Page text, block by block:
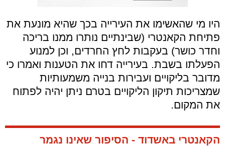
היו מי שהאשימו את העירייה בכך שהיא מונעת את
פתיחת הקאנטרי (שבינתיים נותרו ממנו בריכה
וחדר כושר) בעקבות לחץ החרדים, וכן למנוע
הפעלתו בשבת. בעירייה דחו את הטענות ואמרו כי
מדובר בליקויים ועבירות בנייה משמעותיות
שמצריכות תיקון הליקויים בטרם ניתן יהיה לפתוח
את המקום.
הקאנטרי באשדוד - הסיפור שאינו נגמר